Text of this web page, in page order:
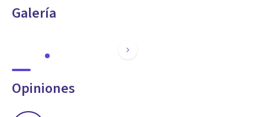
llegar. Psicoanalista y Directora de Cine, titulada en
postítulo en Università degli Studi di Roma Tre, Italia.
Galería
Opiniones